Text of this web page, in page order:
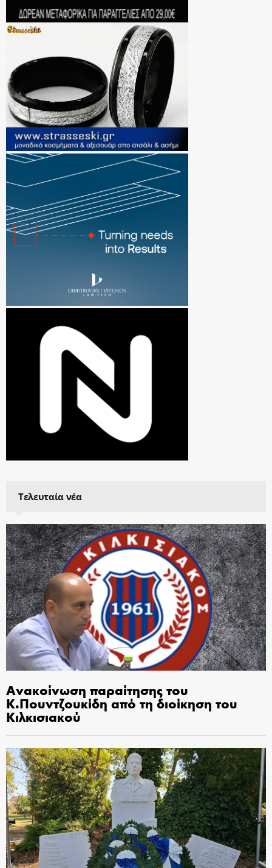
Τελευταία νέα
Ανακοίνωση παραίτησης του
Κ.Πουντζουκίδη από τη διοίκηση του
Κιλκισιακού